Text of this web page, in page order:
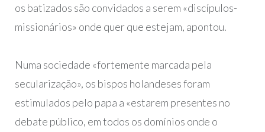
os batizados são convidados a serem «discípulos-
missionários» onde quer que estejam, apontou.
Numa sociedade «fortemente marcada pela
secularização», os bispos holandeses foram
estimulados pelo papa a «estarem presentes no
debate público, em todos os domínios onde o